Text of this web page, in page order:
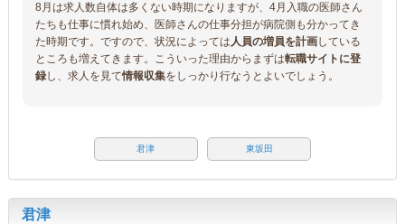
8月は求人数自体は多くない時期になりますが、4月入職の医師さん
たちも仕事に慣れ始め、医師さんの仕事分担が病院側も分かってき
た時期です。ですので、状況によっては人員の増員を計画している
ところも増えてきます。こういった理由からまずは転職サイトに登
録し、求人を見て情報収集をしっかり行なうとよいでしょう。
君津 東坂田
君津